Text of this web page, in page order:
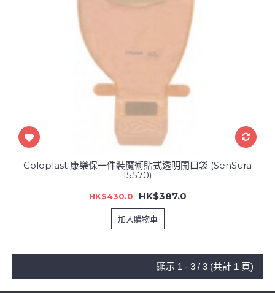
Coloplast 康樂保一件裝魔術貼式透明開口袋 (SenSura
15570)
HK$430.0 HK$387.0
加入購物車
顯示 1 - 3 / 3 (共計 1 頁)